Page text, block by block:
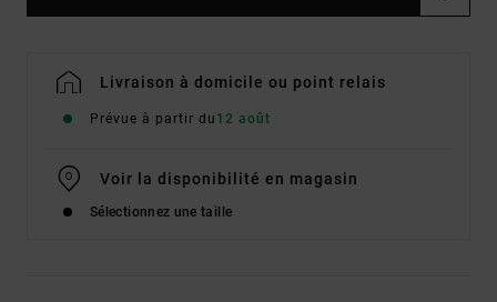
Livraison à domicile ou point relais
Prévue à partir du 12 août
Voir la disponibilité en magasin
Sélectionnez une taille